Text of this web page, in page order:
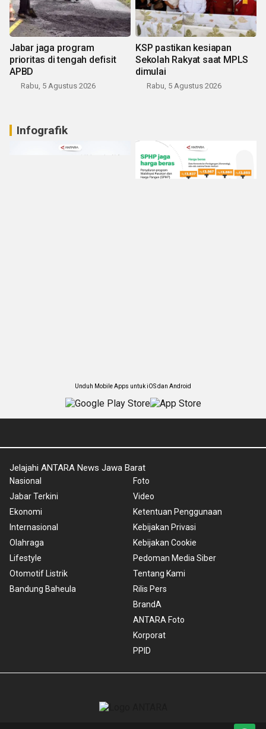
Jabar jaga program
prioritas di tengah defisit
APBD
Rabu, 5 Agustus 2026
KSP pastikan kesiapan
Sekolah Rakyat saat MPLS
dimulai
Rabu, 5 Agustus 2026
Infografik
Unduh Mobile Apps untuk iOS dan Android
Jelajahi ANTARA News Jawa Barat
Nasional
Jabar Terkini
Ekonomi
Internasional
Olahraga
Lifestyle
Otomotif Listrik
Bandung Baheula
Foto
Video
Ketentuan Penggunaan
Kebijakan Privasi
Kebijakan Cookie
Pedoman Media Siber
Tentang Kami
Rilis Pers
BrandA
ANTARA Foto
Korporat
PPID